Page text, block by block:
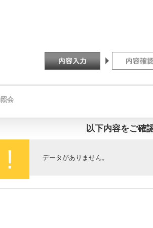
会
以下内容をご確
! データがありません。